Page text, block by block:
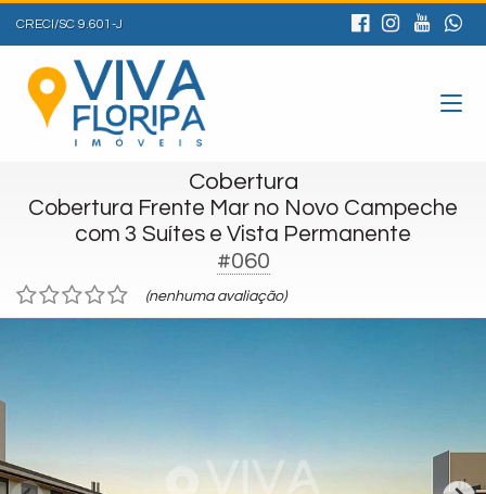
CRECI/SC 9.601-J
Cobertura
Cobertura Frente Mar no Novo Campeche
com 3 Suítes e Vista Permanente
#060
(nenhuma avaliação)